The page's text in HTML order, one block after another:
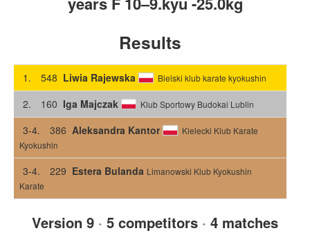
Results
1. 548 Liwia Rajewska Bielski klub karate kyokushin
2. 160 Iga Majczak Klub Sportowy Budokai Lublin
3-4. 386 Aleksandra Kantor
Kielecki Klub Karate
Kyokushin
3-4. 229 Estera Bulanda Limanowski Klub Kyokushin
Karate
Version 9 · 5 competitors · 4 matches